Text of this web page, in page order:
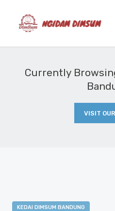
Currently
VISIT
KEDAI DIMSUM BANDUNG